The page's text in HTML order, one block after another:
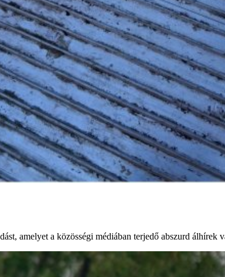
amelyet a közösségi médiában terjedő abszurd álhírek